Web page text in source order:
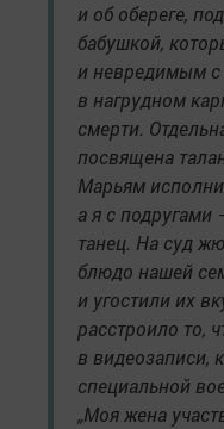
и об обереге,
бабушкой,
и невредимым с
в нагрудном
смерти.
посвящена
Марьям
а я с
танец. На суд
блюдо нашей
и угостили их
расстроило то,
в видеозаписи,
специальной
„Моя жена